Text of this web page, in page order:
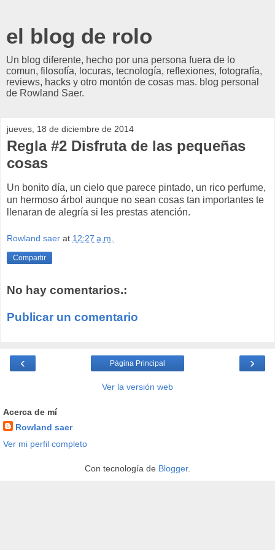
el blog de rolo
Un blog diferente, hecho por una persona fuera de lo
comun, filosofía, locuras, tecnología, reflexiones, fotografía,
reviews, hacks y otro montón de cosas mas. blog personal
de Rowland Saer.
jueves, 18 de diciembre de 2014
Regla #2 Disfruta de las pequeñas
cosas
Un bonito día, un cielo que parece pintado, un rico perfume,
un hermoso árbol aunque no sean cosas tan importantes te
llenaran de alegría si les prestas atención.
Rowland saer at 12:27 a.m.
Compartir
No hay comentarios.:
Publicar un comentario
‹ ›
Página Principal
Ver la versión web
Acerca de mí
Rowland saer
Ver mi perfil completo
Con tecnología de Blogger.